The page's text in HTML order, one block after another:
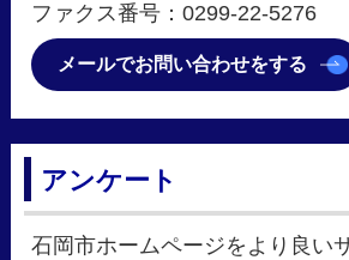
ファクス番号：0299-22-5276
メールでお問い合わせをする
アンケート
石岡市ホームページをより良い